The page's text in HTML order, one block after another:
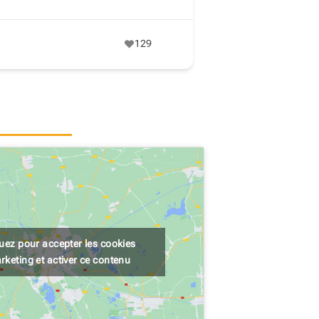
129
pour accepter les cookies
et activer ce contenu